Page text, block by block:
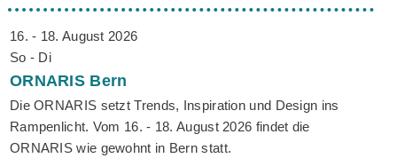
16. - 18. August 2026
So - Di
ORNARIS Bern
Die ORNARIS setzt Trends, Inspiration und Design ins
Rampenlicht. Vom 16. - 18. August 2026 findet die
ORNARIS wie gewohnt in Bern statt.